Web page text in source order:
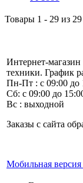
Товары 1 - 29 из 29
Интернет-
техники. График
Пн-Пт : с 09:00 до
Сб: с 09:00 до
Вс : выходной
Заказы с сайта
Мобильная версия